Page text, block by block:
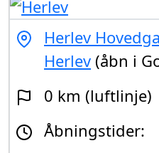
Herlev
Herlev (åbn i
0 km (luftlinje)
Åbningstider: